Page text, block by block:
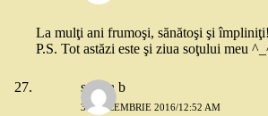
La mulţi ani frumoşi, sănătoşi şi
P.S. Tot astăzi este şi ziua soţului meu
sorina b
30 DECEMBRIE 2016/12:52 AM